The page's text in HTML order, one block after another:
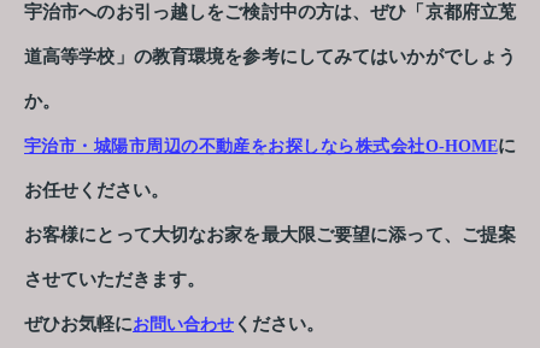
宇治市へのお引っ越しをご検討中の方は、ぜひ「京都府立莵
道高等学校」の教育環境を参考にしてみてはいかがでしょう
か。
宇治市・城陽市周辺の不動産をお探しなら株式会社O-HOMEに
お任せください。
お客様にとって大切なお家を最大限ご要望に添って、ご提案
させていただきます。
ぜひお気軽にお問い合わせ ください。